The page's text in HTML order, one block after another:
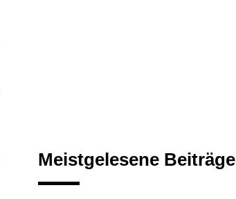
Meistgelesene Beiträge